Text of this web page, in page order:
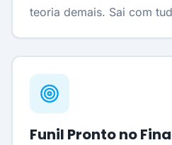
teoria demais. Sai com
Funil Pronto no